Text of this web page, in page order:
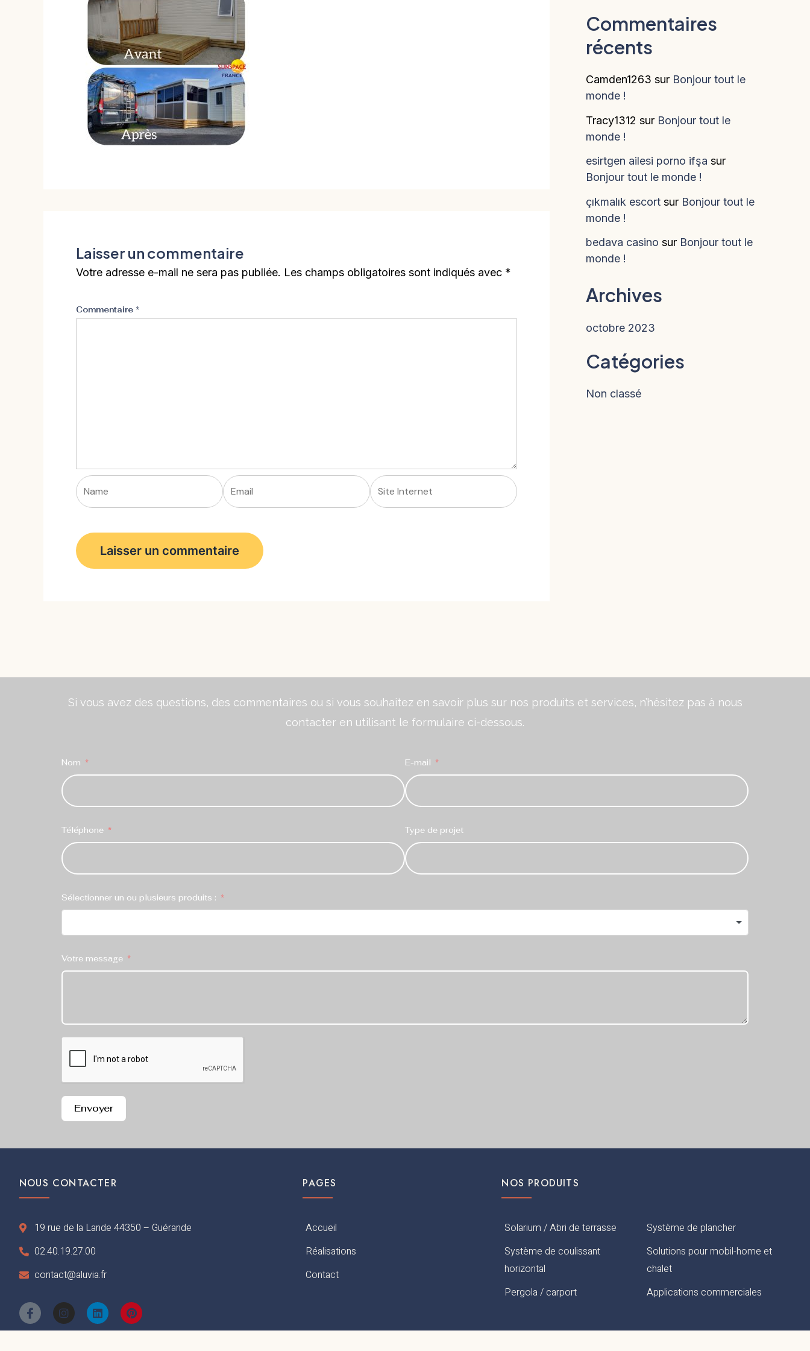
Laisser un commentaire
Votre adresse e-mail ne sera pas publiée. Les champs obligatoires sont indiqués avec *
Commentaire *
Name Email
Site
Internet
Commentaires
récents
Camden1263 sur Bonjour tout le
monde !
Tracy1312 sur Bonjour tout le
monde !
esirtgen ailesi porno ifşa sur
Bonjour tout le monde !
çıkmalık escort sur Bonjour tout le
monde !
bedava casino sur Bonjour tout le
monde !
Archives
octobre 2023
Catégories
Non classé
Si vous avez des questions, des commentaires ou si vous souhaitez en savoir plus sur nos produits et services, n’hésitez pas à nous
contacter en utilisant le formulaire ci-dessous.
Nom E-mail
Téléphone Type de projet
Sélectionner un ou plusieurs produits :
Votre message
Envoyer
NOUS CONTACTER
19 rue de la Lande 44350 – Guérande
02.40.19.27.00
contact@aluvia.fr
I
c
o
I
n
s
L
i
n
P
i
n
PAGES
Accueil
Réalisations
Contact
NOS PRODUITS
Solarium / Abri de terrasse
Système de coulissant
horizontal
Pergola / carport
Système de plancher
Solutions pour mobil-home et
chalet
Applications commerciales